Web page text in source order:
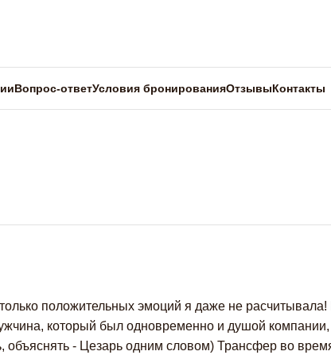
Вопрос-ответУсловия бронированияОтзывыКонтакты
положительных эмоций я даже не
который был одновременно и душой
объяснять - Цезарь одним словом) Трансфер во